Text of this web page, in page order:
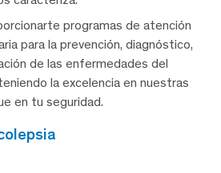
programas de atención
para la prevención, diagnóstico,
de las enfermedades del
la excelencia en nuestras
en tu seguridad.